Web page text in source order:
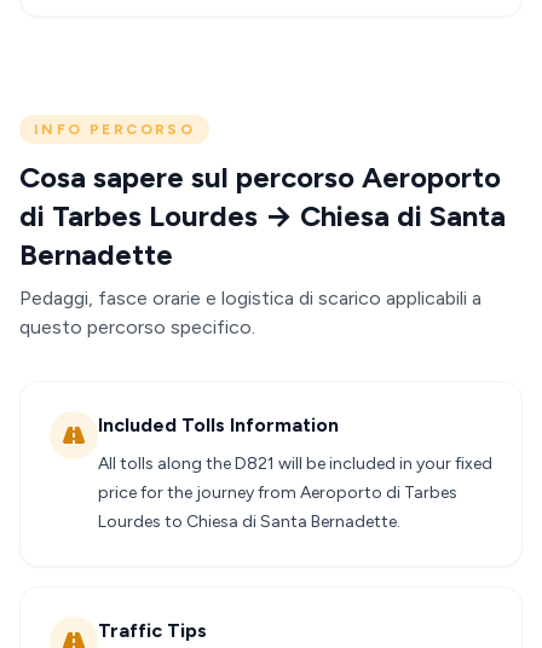
INFO PERCORSO
Cosa sapere sul percorso Aeroporto
di Tarbes Lourdes → Chiesa di Santa
Bernadette
Pedaggi, fasce orarie e logistica di scarico applicabili a
questo percorso specifico.
Included Tolls Information
All tolls along the D821 will be included in your fixed
price for the journey from Aeroporto di Tarbes
Lourdes to Chiesa di Santa Bernadette.
Traffic Tips